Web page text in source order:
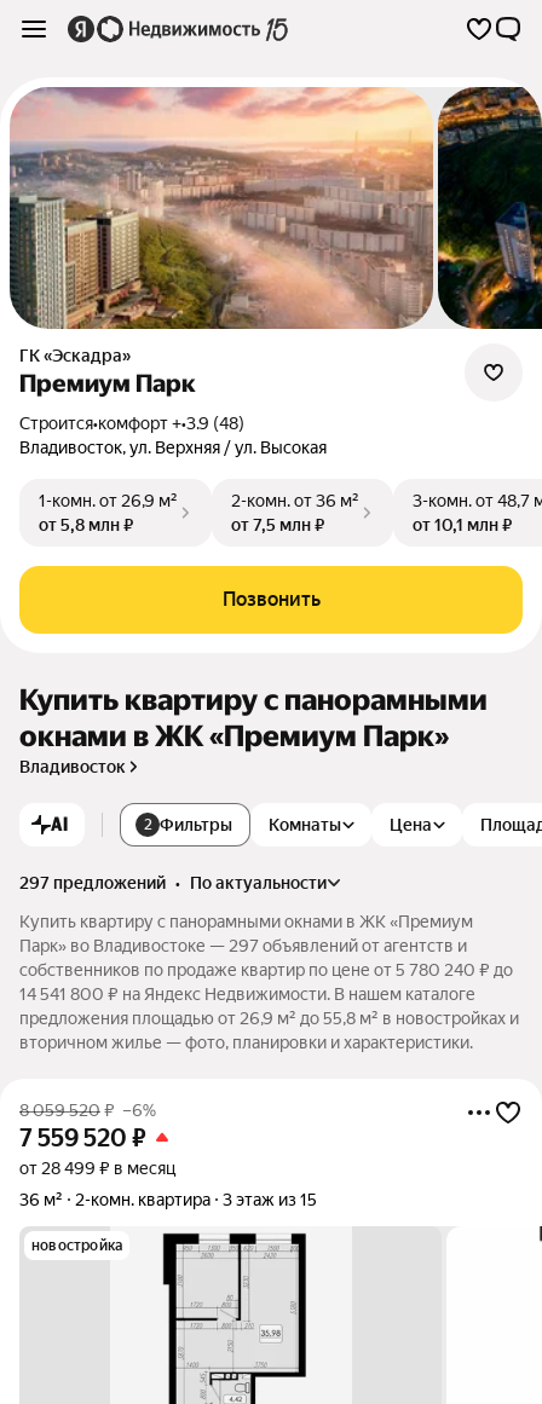
ГК «Эскадра»
Премиум Парк
Строится•комфорт +•3.9 (48)
Владивосток,ул. Верхняя / ул. Высокая
1-комн.от 26,9 м²
от 5,8 млн ₽
2-комн.от 36 м²
от 7,5 млн ₽
3-комн.от 48,7
от 10,1 млн ₽
Позвонить
Купить квартиру с панорамными
окнами в ЖК «Премиум Парк»
Владивосток
AI 2 Фильтры Комнаты Цена
297 предложений •
по актуальности
Купить квартиру с панорамными окнами в ЖК «Премиум
Парк» во Владивостоке — 297 объявлений от агентств и
собственников по продаже квартир по цене от 5 780 240 ₽ до
14 541 800 ₽ на Яндекс Недвижимости. В нашем каталоге
предложения площадью от 26,9 м² до 55,8 м² в новостройках и
вторичном жилье — фото, планировки и характеристики.
8 059 520₽ –6%
7 559 520 ₽
от 28 499 ₽ в месяц
36 м²
2-комн. квартира 3 этаж из 15
новостройка